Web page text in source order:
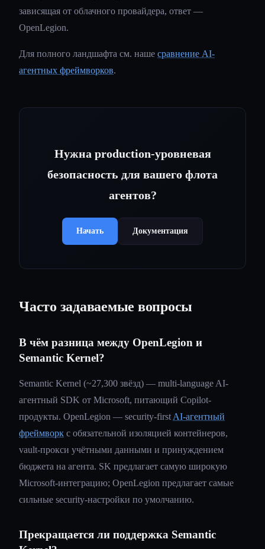
зависящая от облачного провайдера, ответ —
OpenLegion.
Для полного ландшафта см. наше сравнение AI-
агентных фреймворков.
Нужна production-уровневая
безопасность для вашего флота
агентов?
Начать Документация
Часто задаваемые вопросы
В чём разница между OpenLegion и
Semantic Kernel?
Semantic Kernel (~27,300 звёзд) — multi-language AI-
агентный SDK от Microsoft, питающий Copilot-
продукты. OpenLegion — security-first AI-агентный
фреймворк с обязательной изоляцией контейнеров,
vault-прокси учётными данными и принуждением
бюджета на агента. SK предлагает самую широкую
Microsoft-интеграцию; OpenLegion предлагает самые
сильные security-настройки по умолчанию.
Прекращается ли поддержка Semantic